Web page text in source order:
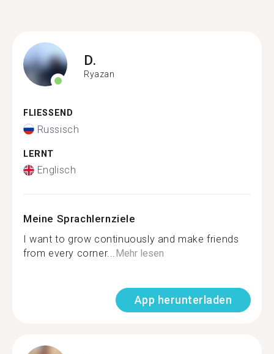
D.
Ryazan
FLIESSEND
Russisch
LERNT
Englisch
Meine Sprachlernziele
I want to grow continuously and make friends
from every corner...Mehr lesen
App herunterladen